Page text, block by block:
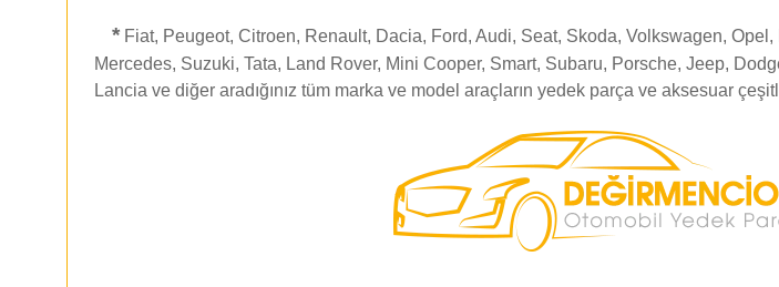
* Fiat, Peugeot, Citroen, Renault, Dacia, Ford, Audi, Seat, Skoda, Volkswagen,
Mercedes, Suzuki, Tata, Land Rover, Mini Cooper, Smart, Subaru, Porsche, Jeep,
Lancia ve diğer aradığınız tüm marka ve model araçların yedek parça ve aksesuar